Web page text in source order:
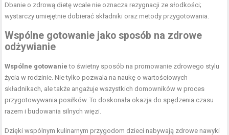
Dbanie o zdrową dietę wcale nie oznacza rezygnacji ze słodkości;
wystarczy umiejętnie dobierać składniki oraz metody przygotowania.
Wspólne gotowanie jako sposób na zdrowe
odżywianie
Wspólne gotowanie to świetny sposób na promowanie zdrowego stylu
życia w rodzinie. Nie tylko pozwala na naukę o wartościowych
składnikach, ale także angażuje wszystkich domowników w proces
przygotowywania posiłków. To doskonała okazja do spędzenia czasu
razem i budowania silnych więzi.
Dzięki wspólnym kulinarnym przygodom dzieci nabywają zdrowe nawyki